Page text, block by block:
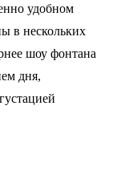
удобном
в нескольких
шоу фонтана
дня,